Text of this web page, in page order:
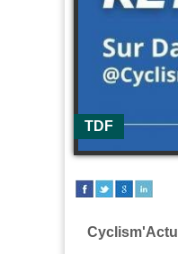
TDF
Cyclism'Actu